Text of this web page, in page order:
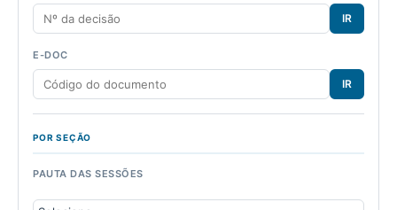
IR
E-DOC
IR
POR SEÇÃO
PAUTA DAS SESSÕES